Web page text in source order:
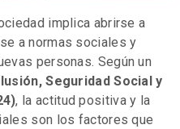
implica abrirse a
a normas sociales y
personas. Según un
Seguridad Social y
, la actitud positiva y la
son los factores que